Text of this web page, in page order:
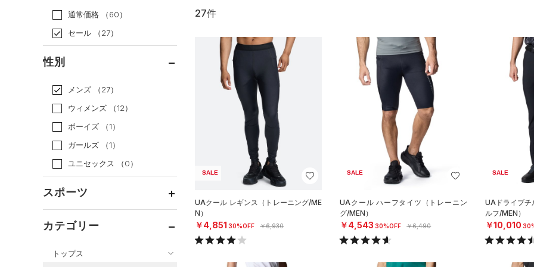
通常価格
（60）
セール
（27）
性別
メンズ
（27）
ウィメンズ
（12）
ボーイズ
（1）
ガールズ
（1）
ユニセックス
（0）
スポーツ
ベースボール
ゴルフ
カテゴリー
トップス
27件
SALE
UAクール レギンス（トレーニング/ME
N）
￥4,851 30%OFF ￥6,930
SALE
UAクール ハーフタイツ（トレーニン
グ/MEN）
￥4,543 30%OFF ￥6,490
SALE
UAドライブチ
ルフ/MEN）
￥10,010